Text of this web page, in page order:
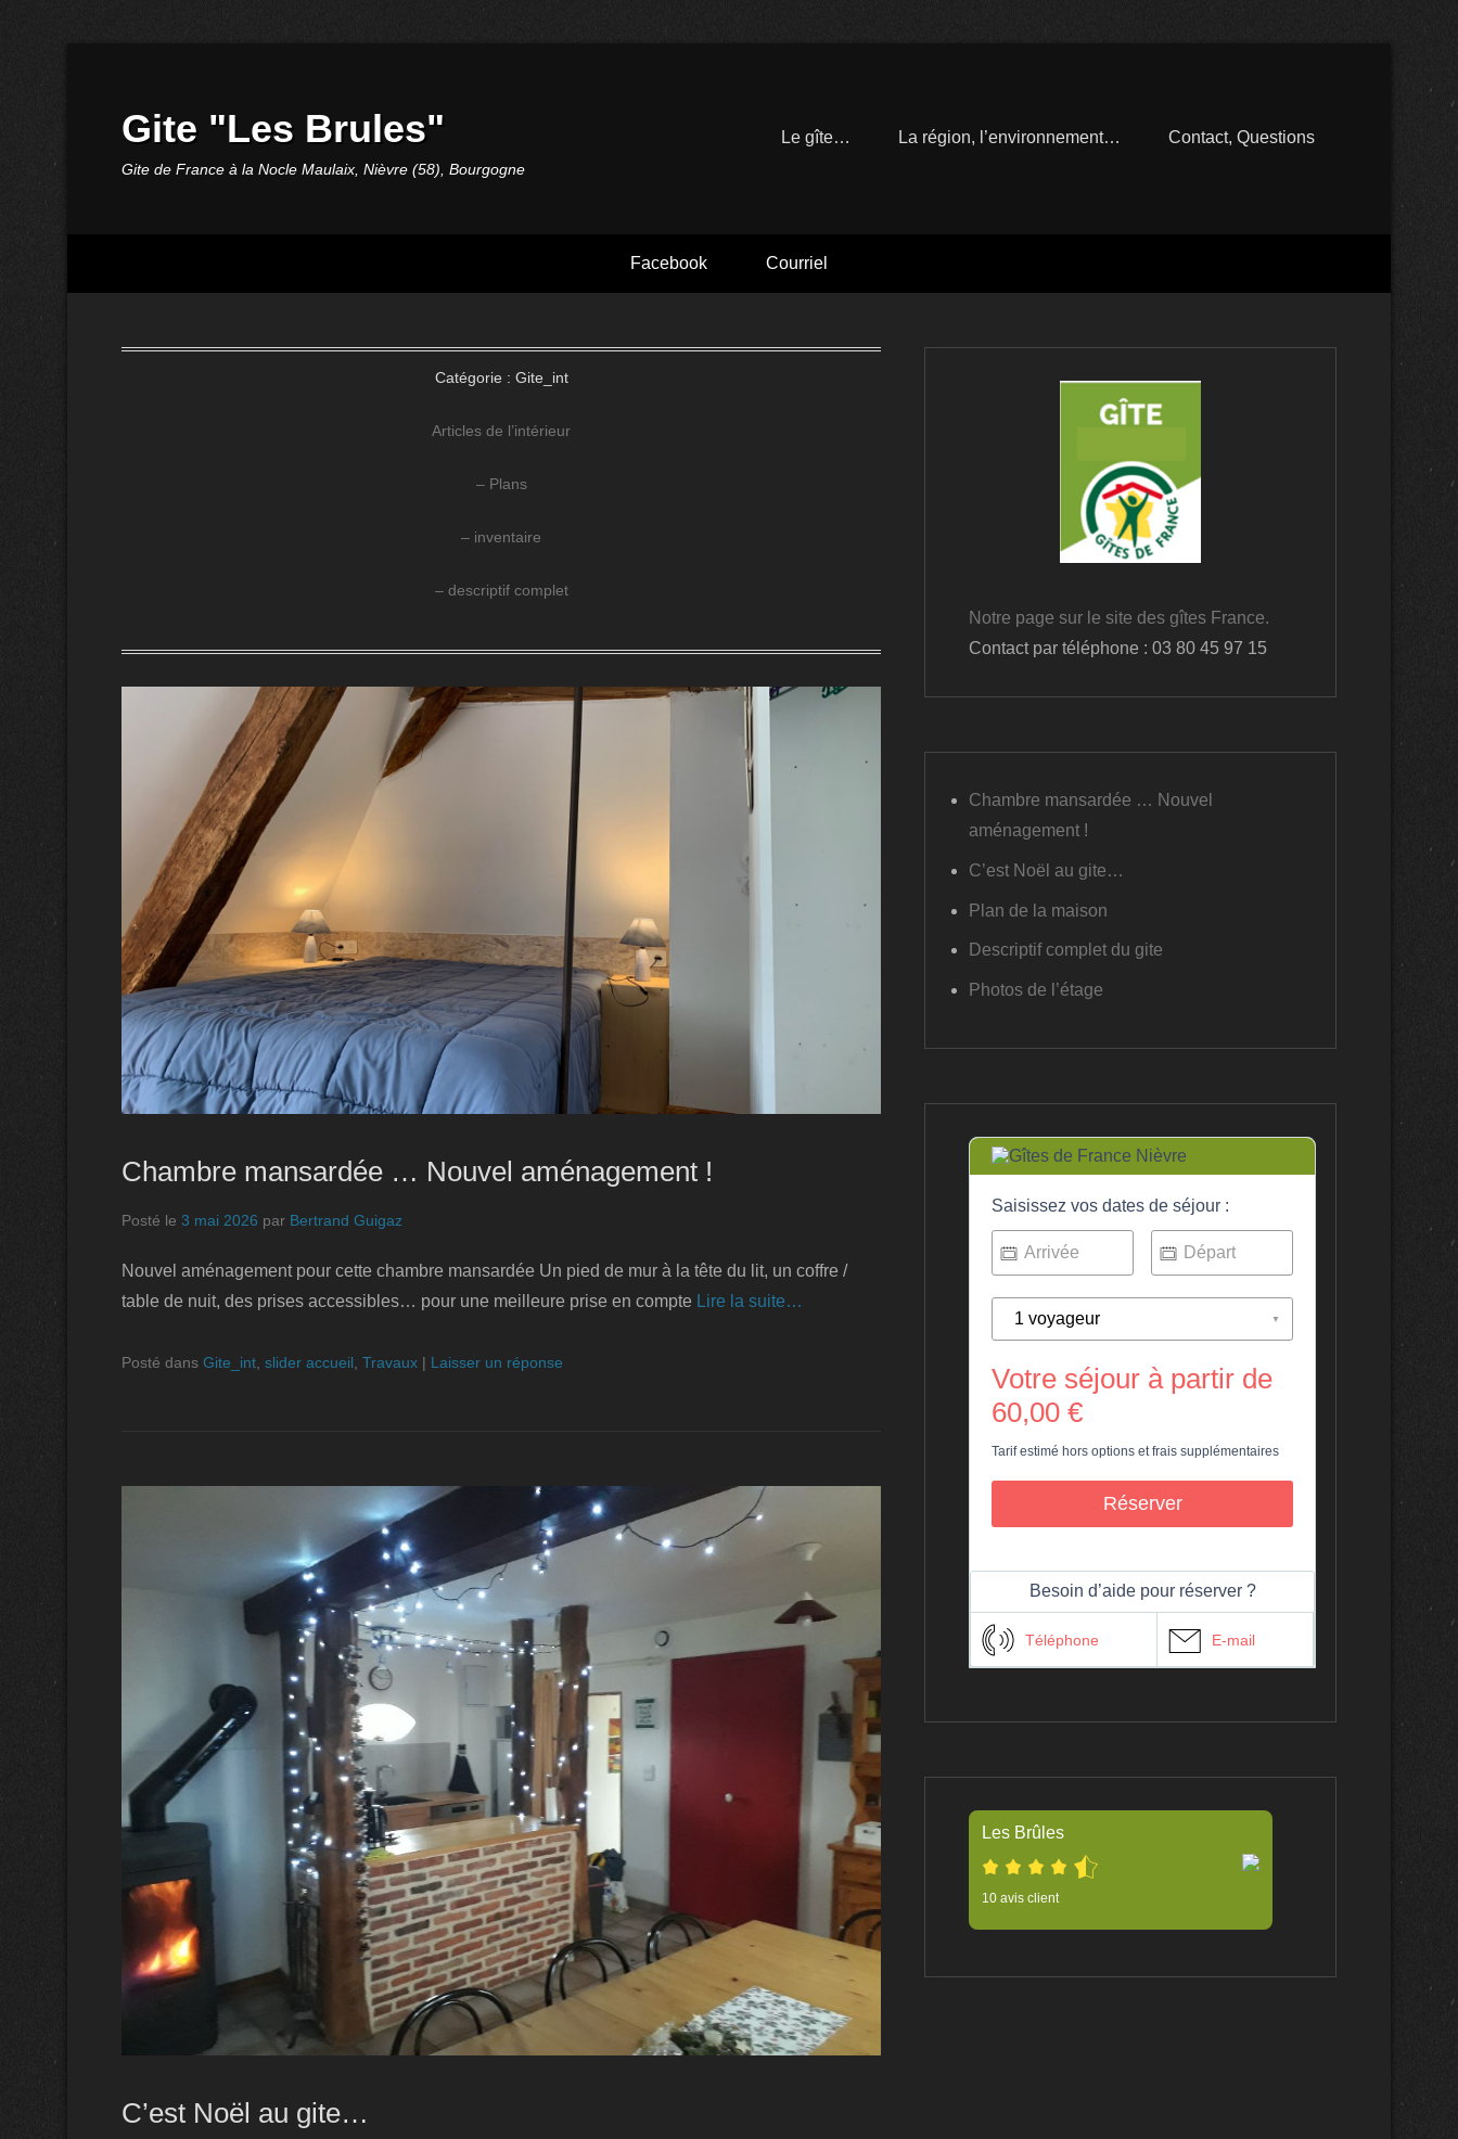
Gite "Les Brules"
Gite de France à la Nocle Maulaix, Nièvre (58), Bourgogne
Le gîte… La région, l’environnement… Contact, Questions
Facebook Courriel
Catégorie : Gite_int
Articles de l’intérieur
– Plans
– inventaire
– descriptif complet
Chambre mansardée … Nouvel aménagement !
Posté le 3 mai 2026 par Bertrand Guigaz
Nouvel aménagement pour cette chambre mansardée Un pied de mur à la tête du lit, un coffre /
table de nuit, des prises accessibles… pour une meilleure prise en compte Lire la suite…
Posté dans Gite_int slider accueil Travaux | Laisser un réponse
C’est Noël au gite…
Notre page sur le site des gîtes France.
Contact par téléphone : 03 80 45 97 15
Chambre mansardée … Nouvel
aménagement !
C’est Noël au gite…
Plan de la maison
Descriptif complet du gite
Photos de l’étage